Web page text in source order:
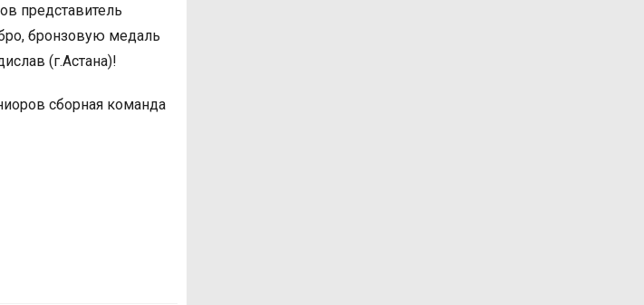
представитель
бронзовую медаль
(г.Астана)!
сборная команда